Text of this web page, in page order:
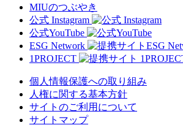
MIUのつぶやき
公式 Instagram
公式YouTube
ESG Network
1PROJECT
個人情報保護への取り組み
人権に関する基本方針
サイトのご利用について
サイトマップ